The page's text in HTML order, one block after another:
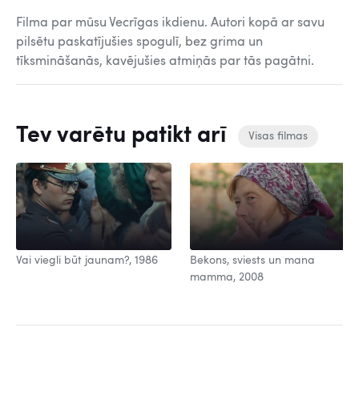
Filma par mūsu Vecrīgas ikdienu. Autori kopā ar savu
pilsētu paskatījušies spogulī, bez grima un
tīksmināšanās, kavējušies atmiņās par tās pagātni.
Tev varētu patikt arī Visas filmas
Vai viegli būt jaunam?, 1986
Bekons, sviests un mana
mamma, 2008